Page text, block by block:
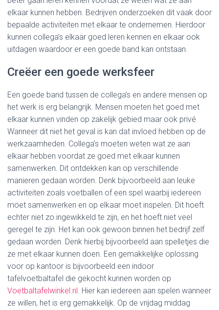
elkaar kunnen hebben. Bedrijven onderzoeken dit vaak door
bepaalde activiteiten met elkaar te ondernemen. Hierdoor
kunnen collega’s elkaar goed leren kennen en elkaar ook
uitdagen waardoor er een goede band kan ontstaan.
Creëer een goede werksfeer
Een goede band tussen de collega’s en andere mensen op
het werk is erg belangrijk. Mensen moeten het goed met
elkaar kunnen vinden op zakelijk gebied maar ook privé.
Wanneer dit niet het geval is kan dat invloed hebben op de
werkzaamheden. Collega’s moeten weten wat ze aan
elkaar hebben voordat ze goed met elkaar kunnen
samenwerken. Dit ontdekken kan op verschillende
manieren gedaan worden. Denk bijvoorbeeld aan leuke
activiteiten zoals voetballen of een spel waarbij iedereen
moet samenwerken en op elkaar moet inspelen. Dit hoeft
echter niet zo ingewikkeld te zijn, en het hoeft niet veel
geregel te zijn. Het kan ook gewoon binnen het bedrijf zelf
gedaan worden. Denk hierbij bijvoorbeeld aan spelletjes die
ze met elkaar kunnen doen. Een gemakkelijke oplossing
voor op kantoor is bijvoorbeeld een indoor
tafelvoetbaltafel die gekocht kunnen worden op
Voetbaltafelwinkel.nl. Hier kan iedereen aan spelen wanneer
ze willen, het is erg gemakkelijk. Op de vrijdag middag